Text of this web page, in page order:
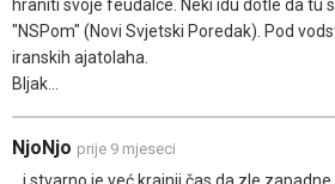
hraniti svoje feudalce. Neki idu dotle da tu
"NSPom" (Novi Svjetski Poredak). Pod
iranskih ajatolaha.
Bljak...
NjoNjo prije 9 mjeseci
...i stvarno je već krajnji čas da zle